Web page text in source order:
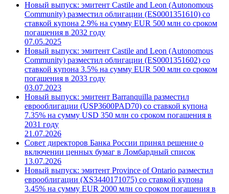
Новый выпуск: эмитент Castile and Leon (Autonomous
Community) разместил облигации (ES0001351610) со
ставкой купона 2.9% на сумму EUR 500 млн со сроком
погашения в 2032 году
07.05.2025
Новый выпуск: эмитент Castile and Leon (Autonomous
Community) разместил облигации (ES0001351602) со
ставкой купона 3.5% на сумму EUR 500 млн со сроком
погашения в 2033 году
03.07.2023
Новый выпуск: эмитент Barranquilla разместил
еврооблигации (USP3600PAD70) со ставкой купона
7.35% на сумму USD 350 млн со сроком погашения в
2031 году
21.07.2026
Совет директоров Банка России принял решение о
включении ценных бумаг в Ломбардный список
13.07.2026
Новый выпуск: эмитент Province of Ontario разместил
еврооблигации (XS3440171075) со ставкой купона
3.45% на сумму EUR 2000 млн со сроком погашения в